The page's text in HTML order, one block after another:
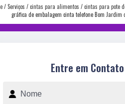
Serviços cintas para alimentos
cintas para pote
gráfica de embalagem cinta telefone Bom Jardim
Entre em Contato